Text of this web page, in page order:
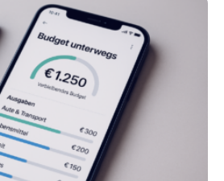
deutlich teurer geworden. Für
deshalb das zumeist im Juni oder
ein wichtiger Faktor, um
Jahresurlaub leisten zu
mit 44 Prozent noch nicht
Beschäftigten in der
Zu diesem…